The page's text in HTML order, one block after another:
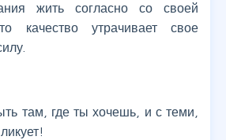
жить согласно со своей
качество утрачивает свое
там, где ты хочешь, и с теми,